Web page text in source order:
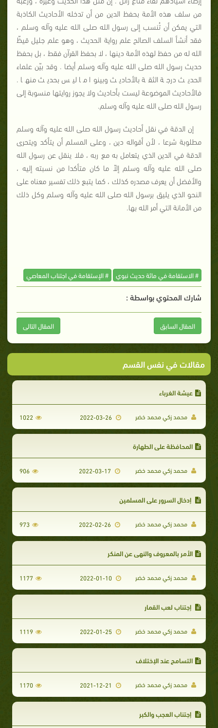
من سلف هذه الأمة بحفظ الدين من أن تدخله الأحاديث الكاذبة
التي يمكن أن تُنسب إلى رسول الله صلى الله عليه وآله وسلم ،
فقد أنشأ السلف الصالح علم رواية الحديث ، وهو علم جليل قيظّ
الله له من حفظ لهذه الأمة دينها ، لا بحفظ القرآن فقط ، بل بحفظ
حديث رسول الله صلى الله عليه وآله وسلم أيضا . وقد بيّن علماء
الحديث درجة الثقة بالأحاديث وبينوا ما ليس بحديث منها .
فالأحاديث الموضوعة ليست بأحاديث ولا يجوز روايتها منسوبة إلى
رسول الله صلى الله عليه وآله وسلم.
إن الدقة في نقل أحاديث رسول الله صلى الله عليه وآله وسلم
مطلوبة شرعا ، لأن أقواله دين ، وعلى المسلم أن يتأكد ويتحرى
الدقة في الدين الذي يتعامل به مع ربه ، فلا ينقل عن رسول الله
صلى الله عليه وآله وسلم إلاّ ما كان متأكدا من نسبته إليه ،
والأفضل أن يعرف مصدره كذلك ، كما يتبع ذلك تفسير معناه على
النحو الذي يليق برسول الله صلى الله عليه وآله وسلم وكل ذلك
من الأمانة التي أمر الله بها.
# الاستقامة في مائة حديث نبوي # الإستقامة في اجتناب المعاصي
شارك المحتوي بواسطة :
المقال السابق المقال التالى
مقالات في نفس القسم
عيشة الغرباء
محمد زكي محمد خضر 2022-03-26
1022
المحافظة على الطهارة
محمد زكي محمد خضر 906
​ إدخال السرور على المسلمين
محمد زكي محمد خضر 973
الأمر بالمعروف والنهي عن المنكر
محمد زكي محمد خضر 2022-01-10
1177
إجتناب لعب القمار
محمد زكي محمد خضر 2022-01-25
1119
التسامح عند الإختلاف
محمد زكي محمد خضر 1170
إجتناب العجب والكبر